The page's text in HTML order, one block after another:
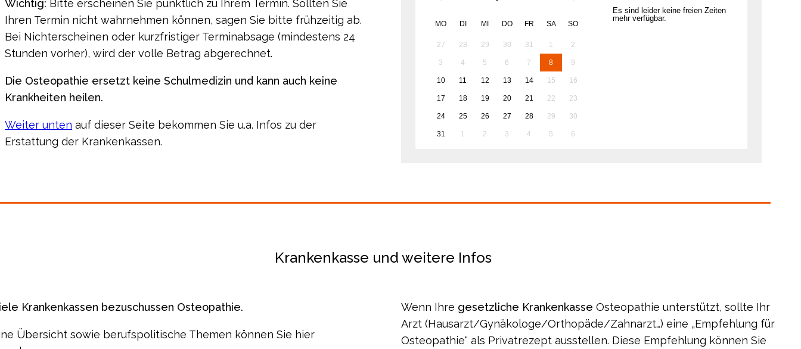
Wichtig: Bitte erscheinen Sie pünktlich zu Ihrem Termin. Sollten Sie
Ihren Termin nicht wahrnehmen können, sagen Sie bitte frühzeitig ab.
Bei Nichterscheinen oder kurzfristiger Terminabsage (mindestens 24
Stunden vorher), wird der volle Betrag abgerechnet.
Die Osteopathie ersetzt keine Schulmedizin und kann auch keine
Krankheiten heilen.
Weiter unten auf dieser Seite bekommen Sie u.a. Infos zu der
Erstattung der Krankenkassen.
MO DI MI DO FR SA SO
27 28 29 30 31 1 2
3 4 5 6 7 8 9
10 11 12 13 14 15 16
17 18 19 20 21 22 23
24 25 26 27 28 29 30
31 1 2 3 4 5 6
Es sind leider keine freien Zeiten
mehr verfügbar.
Krankenkasse und weitere Infos
Krankenkassen bezuschussen Osteopathie.
Übersicht sowie berufspolitische Themen können Sie hier
Wenn Ihre gesetzliche Krankenkasse Osteopathie unterstützt, sollte Ihr
Arzt (Hausarzt/Gynäkologe/Orthopäde/Zahnarzt…) eine „Empfehlung für
Osteopathie“ als Privatrezept ausstellen. Diese Empfehlung können Sie